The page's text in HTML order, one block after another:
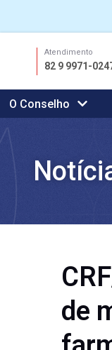
conteúdo
Atendimento
82 9 9971-
O Conselho
de